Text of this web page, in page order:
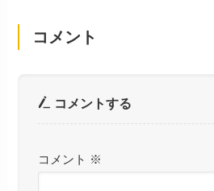
コメント
コメントする
コメント ※